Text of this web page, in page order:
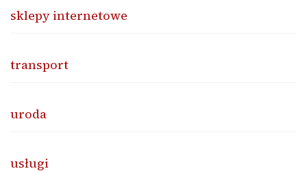
sklepy internetowe
transport
uroda
usługi